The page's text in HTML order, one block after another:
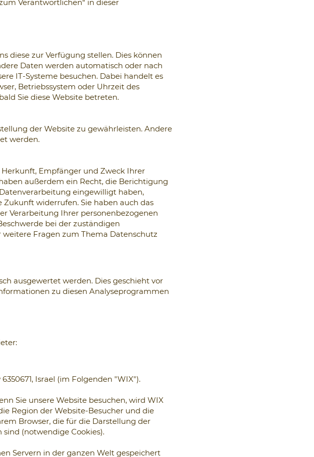
Verantwortlichen“ in dieser
diese zur Verfügung stellen. Dies können
Daten werden automatisch oder nach
IT-Systeme besuchen. Dabei handelt es
Betriebssystem oder Uhrzeit des
Sie diese Website betreten.
der Website zu gewährleisten. Andere
werden.
Empfänger und Zweck Ihrer
außerdem ein Recht, die Berichtigung
eingewilligt haben,
widerrufen. Sie haben auch das
Verarbeitung Ihrer personenbezogenen
bei der zuständigen
Fragen zum Thema Datenschutz
ausgewertet werden. Dies geschieht vor
zu diesen Analyseprogrammen
Israel (im Folgenden "WIX").
Sie unsere Website besuchen, wird WIX
Region der Website-Besucher und die
Browser, die für die Darstellung der
(notwendige Cookies).
Servern in der ganzen Welt gespeichert